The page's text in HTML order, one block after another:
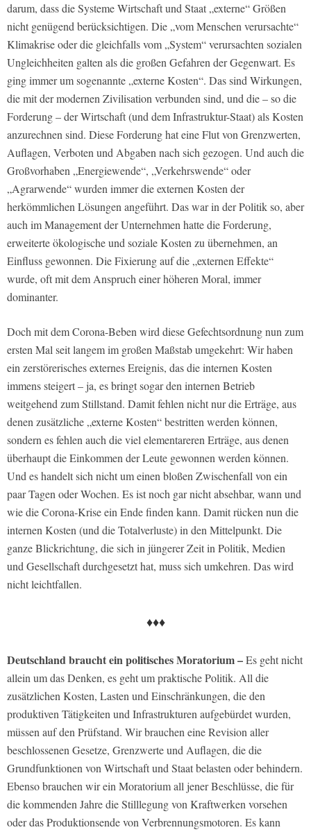
darum, dass die Systeme Wirtschaft und Staat „externe“ Größen
nicht genügend berücksichtigen. Die „vom Menschen verursachte“
Klimakrise oder die gleichfalls vom „System“ verursachten sozialen
Ungleichheiten galten als die großen Gefahren der Gegenwart. Es
ging immer um sogenannte „externe Kosten“. Das sind Wirkungen,
die mit der modernen Zivilisation verbunden sind, und die – so die
Forderung – der Wirtschaft (und dem Infrastruktur-Staat) als Kosten
anzurechnen sind. Diese Forderung hat eine Flut von Grenzwerten,
Auflagen, Verboten und Abgaben nach sich gezogen. Und auch die
Großvorhaben „Energiewende“, „Verkehrswende“ oder
„Agrarwende“ wurden immer die externen Kosten der
herkömmlichen Lösungen angeführt. Das war in der Politik so, aber
auch im Management der Unternehmen hatte die Forderung,
erweiterte ökologische und soziale Kosten zu übernehmen, an
Einfluss gewonnen. Die Fixierung auf die „externen Effekte“
wurde, oft mit dem Anspruch einer höheren Moral, immer
dominanter.
Doch mit dem Corona-Beben wird diese Gefechtsordnung nun zum
ersten Mal seit langem im großen Maßstab umgekehrt: Wir haben
ein zerstörerisches externes Ereignis, das die internen Kosten
immens steigert – ja, es bringt sogar den internen Betrieb
weitgehend zum Stillstand. Damit fehlen nicht nur die Erträge, aus
denen zusätzliche „externe Kosten“ bestritten werden können,
sondern es fehlen auch die viel elementareren Erträge, aus denen
überhaupt die Einkommen der Leute gewonnen werden können.
Und es handelt sich nicht um einen bloßen Zwischenfall von ein
paar Tagen oder Wochen. Es ist noch gar nicht absehbar, wann und
wie die Corona-Krise ein Ende finden kann. Damit rücken nun die
internen Kosten (und die Totalverluste) in den Mittelpunkt. Die
ganze Blickrichtung, die sich in jüngerer Zeit in Politik, Medien
und Gesellschaft durchgesetzt hat, muss sich umkehren. Das wird
nicht leichtfallen.
♦♦♦
Deutschland braucht ein politisches Moratorium –Es geht nicht
allein um das Denken, es geht um praktische Politik. All die
zusätzlichen Kosten, Lasten und Einschränkungen, die den
produktiven Tätigkeiten und Infrastrukturen aufgebürdet wurden,
müssen auf den Prüfstand. Wir brauchen eine Revision aller
beschlossenen Gesetze, Grenzwerte und Auflagen, die die
Grundfunktionen von Wirtschaft und Staat belasten oder behindern.
Ebenso brauchen wir ein Moratorium all jener Beschlüsse, die für
die kommenden Jahre die Stilllegung von Kraftwerken vorsehen
oder das Produktionsende von Verbrennungsmotoren. Es kann